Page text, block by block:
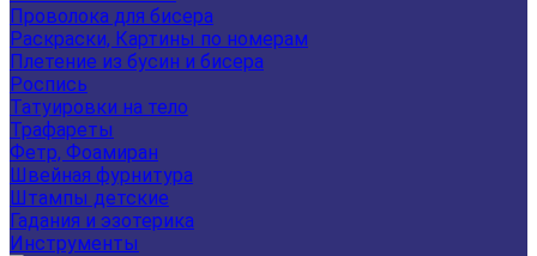
Проволока для бисера
Раскраски, Картины по номерам
Плетение из бусин и бисера
Роспись
Татуировки на тело
Трафареты
Фетр, Фоамиран
Швейная фурнитура
Штампы детские
Гадания и эзотерика
Инструменты